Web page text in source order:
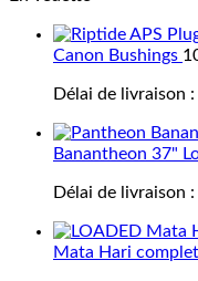
Canon Bushings
Délai de livraison :
Banantheon 37"
Délai de livraison :
Mata Hari